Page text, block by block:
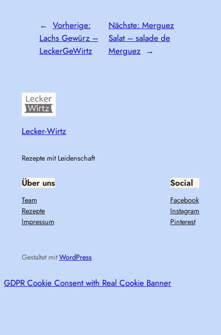
← Vorherige:
Lachs Gewürz –
LeckerGeWirtz
Nächste: Merguez
Salat – salade de
Merguez →
Lecker-Wirtz
Rezepte mit Leidenschaft
Über uns
Team
Rezepte
Impressum
Social
Facebook
Instagram
Pinterest
Gestaltet mitWordPress
GDPR Cookie Consent with Real Cookie Banner